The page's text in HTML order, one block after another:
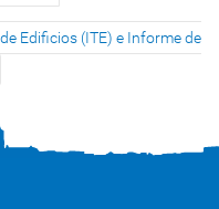
Edificios (ITE) e Informe de